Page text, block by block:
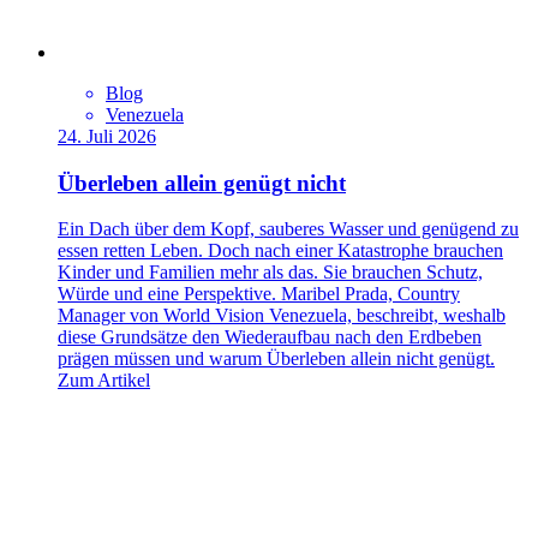
Blog
Venezuela
24. Juli 2026
Überleben allein genügt nicht
Ein Dach über dem Kopf, sauberes Wasser und genügend zu
essen retten Leben. Doch nach einer Katastrophe brauchen
Kinder und Familien mehr als das. Sie brauchen Schutz,
Würde und eine Perspektive. Maribel Prada, Country
Manager von World Vision Venezuela, beschreibt, weshalb
diese Grundsätze den Wiederaufbau nach den Erdbeben
prägen müssen und warum Überleben allein nicht genügt.
Zum Artikel